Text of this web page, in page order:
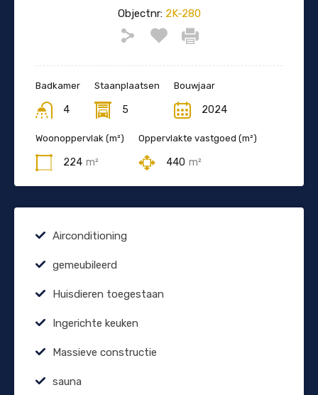
Objectnr:2K-280
Badkamer
4
Staanplaatsen
5
Bouwjaar
2024
Woonoppervlak (m²)
224 m²
Oppervlakte vastgoed (m²)
440 m²
Airconditioning
gemeubileerd
Huisdieren toegestaan
Ingerichte keuken
Massieve constructie
sauna